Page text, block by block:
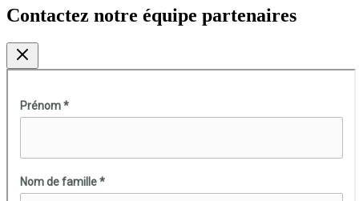
Contactez notre équipe partenaires